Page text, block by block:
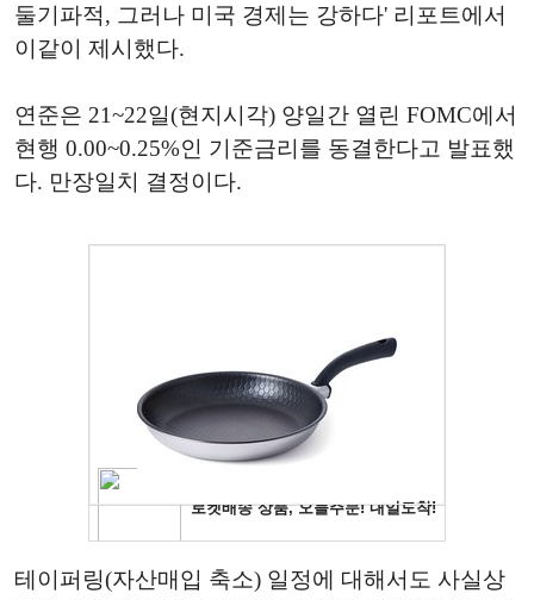
둘기파적, 그러나 미국 경제는 강하다' 리포트에서
이같이 제시했다.
연준은 21~22일(현지시각) 양일간 열린 FOMC에서
현행 0.00~0.25%인 기준금리를 동결한다고 발표했
다. 만장일치 결정이다.
테이퍼링(자산매입 축소) 일정에 대해서도 사실상